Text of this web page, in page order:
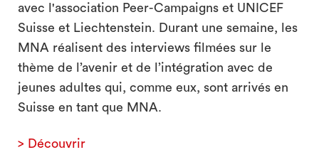
avec l'association Peer-Campaigns et UNICEF
Suisse et Liechtenstein. Durant une semaine, les
MNA réalisent des interviews filmées sur le
thème de l’avenir et de l’intégration avec de
jeunes adultes qui, comme eux, sont arrivés en
Suisse en tant que MNA.
> Découvrir